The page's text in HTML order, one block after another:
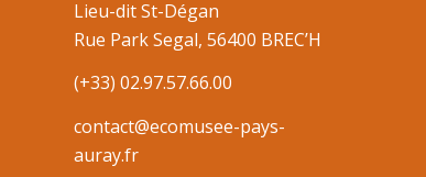
Lieu-dit St-Dégan
Rue Park Segal, 56400 BREC’H
(+33) 02.97.57.66.00
contact@ecomusee-pays-
auray.fr